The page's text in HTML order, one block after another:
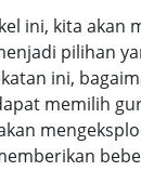
ini, kita akan
pilihan
ini,
memilih